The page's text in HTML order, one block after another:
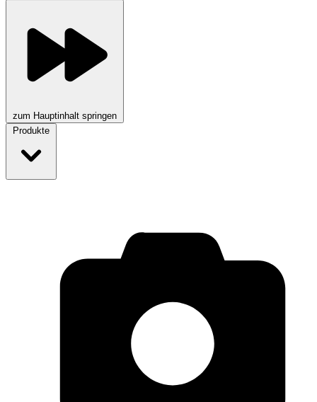
zum Hauptinhalt springen
Produkte